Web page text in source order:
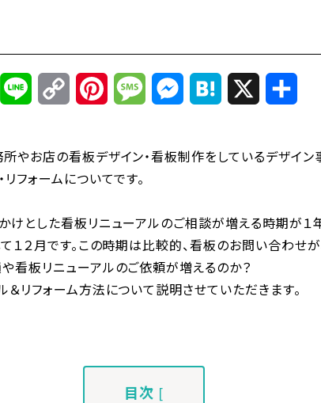
Gmail Line
Copy
Link
PinterestMessageMessenger
Hatena
やお店の看板デザイン・看板制作をしているデザイン
フォームについてです。
けとした看板リニューアルのご相談が増える時期が１
１２月です。この時期は比較的、看板のお問い合わせが
看板リニューアルのご依頼が増えるのか？
リフォーム方法について説明させていただきます。
目次 [